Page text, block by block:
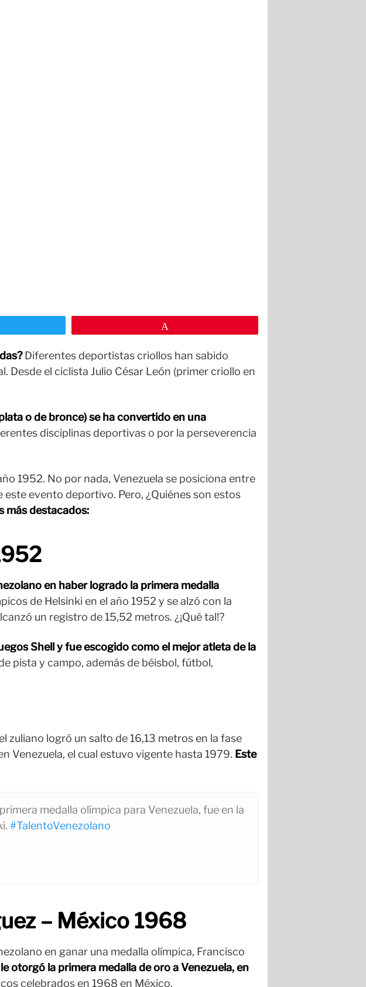
Diferentes deportistas criollos han sabido
el ciclista Julio César León (primer criollo en
o de bronce) se ha convertido en una
disciplinas deportivas o por la perseverencia
1952. No por nada, Venezuela se posiciona entre
evento deportivo. Pero, ¿Quiénes son estos
más destacados:
en haber logrado la primera medalla
de Helsinki en el año 1952 y se alzó con la
un registro de 15,52 metros. ¿¡Qué tal!?
Shell y fue escogido como el mejor atleta de la
pista y campo, además de béisbol, fútbol,
zuliano logró un salto de 16,13 metros en la fase
Venezuela, el cual estuvo vigente hasta 1979. Este
medalla olímpica para Venezuela, fue en la
#TalentoVenezolano
– México 1968
en ganar una medalla olímpica, Francisco
otorgó la primera medalla de oro a Venezuela, en
celebrados en 1968 en México.